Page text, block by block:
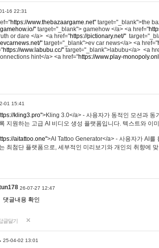
16 22:31
https://www.thebazaargame.net" target="_blank">the
" target="_blank"> gamehow </a> <a href="
or dare </a> <a href="https://pictionary.net/"
" target="_blank">ev car news</a> <a href="
https://www.labubu.cc/" target="_blank">labubu</a> <a
hint</a> <a href="https://www.play-
01 15:41
kling3.pro">Kling 3.0</a> - 사용자가 동적인 모션과 동
지원하는 고급 AI 비디오 생성 플랫폼입니다. 텍스트와 이
aitattoo.one">AI Tattoo Generator</a> - 사용자가 AI
최첨단 플랫폼으로, 세부적인 미리보기와 개인의 취향에
26-07-27 12:47
댓글내용 확인
글달기
25-04-02 13:01